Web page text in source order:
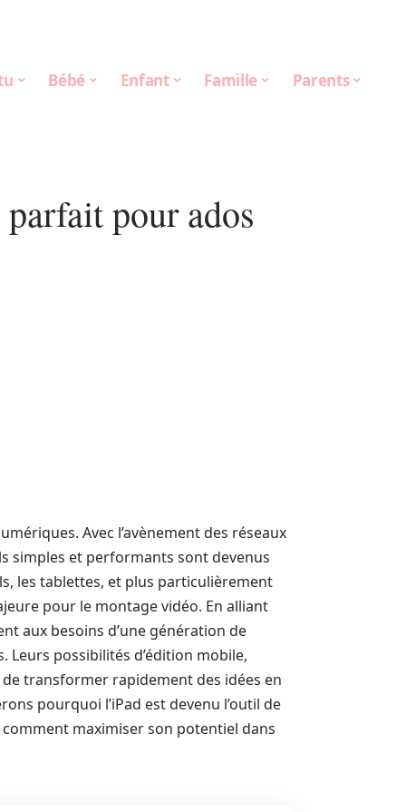
Bébé Enfant Famille Parents
pour ados
Avec l’avènement des réseaux
simples et performants sont devenus
les tablettes, et plus particulièrement
pour le montage vidéo. En alliant
aux besoins d’une génération de
Leurs possibilités d’édition mobile,
transformer rapidement des idées en
pourquoi l’iPad est devenu l’outil de
maximiser son potentiel dans